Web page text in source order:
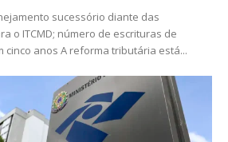
sucessório diante das
o ITCMD; número de escrituras de
cinco anos A reforma tributária está...